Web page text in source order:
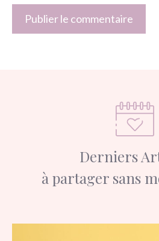
Derniers
à partager sans